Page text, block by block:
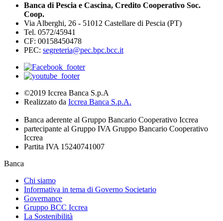
Banca di Pescia e Cascina, Credito Cooperativo Soc.
Coop.
Via Alberghi, 26 - 51012 Castellare di Pescia (PT)
Tel. 0572/45941
CF: 00158450478
PEC: segreteria@pec.bpc.bcc.it
©2019 Iccrea Banca S.p.A
Realizzato da Iccrea Banca S.p.A.
Banca aderente al Gruppo Bancario Cooperativo Iccrea
partecipante al Gruppo IVA Gruppo Bancario Cooperativo
Iccrea
Partita IVA 15240741007
Banca
Chi siamo
Informativa in tema di Governo Societario
Governance
Gruppo BCC Iccrea
La Sostenibilità